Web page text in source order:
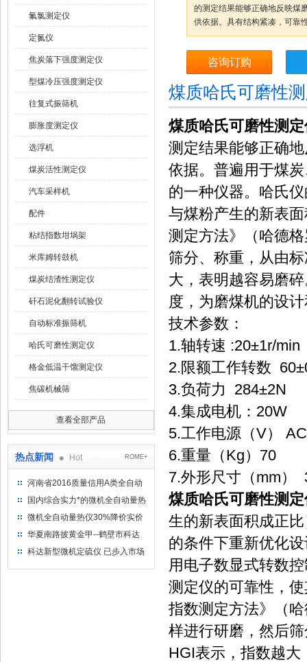
氟氯测定仪
定氮仪
焦炭落下强度测定仪
型煤冷压强度测定仪
往复式振筛机
膨胀度测定仪
选浮机
煤炭活性测定仪
汽车采样机
配件
粘结指数坩埚架
米库姆转鼓机
煤炭结渣性测定仪
矸石泥化翻转试验仪
自动标准振筛机
哈氏可磨性测定仪
格金低温干馏测定仪
焦碳机械筛
查看全部产品
热点新闻 Hot ROME+
河南省2016质量信用A类全自动
量热仪
国内综合实力*的微机全自动量热
仪制造企业
微机全自动量热仪30%降价实价
出售
华夏南路披黄金甲--鹤壁市科达
仪器仪表有限公司
科达新型微机定硫仪 已步入市场
的测定结果能够正确地反映煤
供依据。具有结构紧凑，可靠
咨询订购
煤质哈氏可磨性
煤质哈氏可磨性测
测定结果能够正确
依据。普遍用于煤
的一种仪器。哈氏
与煤粉产生的新表
测定方法》（哈德
筛分、称重，从由
大，表明越容易磨
度，为磨煤机的设
技术参数：
1.轴转速 :20±1r/min
2.限额工作转数
3.负荷力 284±2N
4.集成电机：20W
5.工作电源（V）
6.重量（Kg）70
7.外形尺寸（mm）
煤质哈氏可磨性测
生的新表面积成正
的条件下重新优化
用电子数显式转数
测定仪的可靠性，
指数测定方法》（
样进行研磨，然后
HGI表示，指数越